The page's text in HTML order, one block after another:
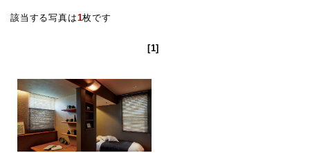
該当する写真は1枚です
[1]